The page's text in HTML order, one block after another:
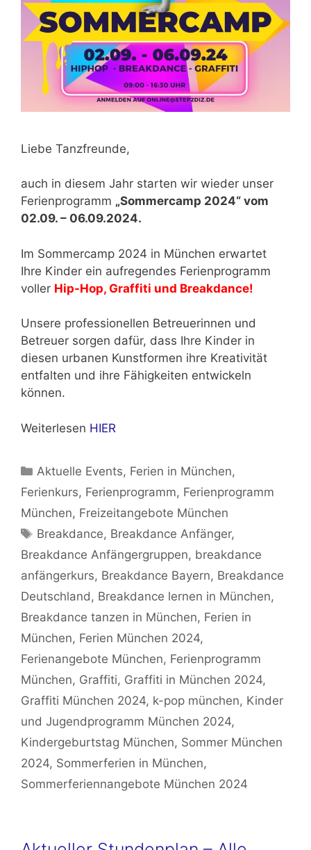
Liebe Tanzfreunde,
auch in diesem Jahr starten wir wieder unser
Ferienprogramm „Sommercamp 2024“ vom
02.09. – 06.09.2024.
Im Sommercamp 2024 in München erwartet
Ihre Kinder ein aufregendes Ferienprogramm
voller Hip-Hop, Graffiti und Breakdance!
Unsere professionellen Betreuerinnen und
Betreuer sorgen dafür, dass Ihre Kinder in
diesen urbanen Kunstformen ihre Kreativität
entfalten und ihre Fähigkeiten entwickeln
können.
Weiterlesen HIER
Kategorien
Aktuelle Events, Ferien in München,
Ferienkurs, Ferienprogramm, Ferienprogramm
München, Freizeitangebote München
Schlagwörter
Breakdance, Breakdance Anfänger,
Breakdance Anfängergruppen, breakdance
anfängerkurs, Breakdance Bayern, Breakdance
Deutschland , Breakdance lernen in München,
Breakdance tanzen in München, Ferien in
München, Ferien München 2024,
Ferienangebote München, Ferienprogramm
München, Graffiti, Graffiti in München 2024,
Graffiti München 2024, k-pop münchen, Kinder
und Jugendprogramm München 2024,
Kindergeburtstag München, Sommer München
2024, Sommerferien in München,
Sommerferiennangebote München 2024